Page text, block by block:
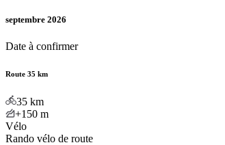
septembre 2026
Date à confirmer
Route 35 km
35 km
+150 m
Vélo
Rando vélo de route